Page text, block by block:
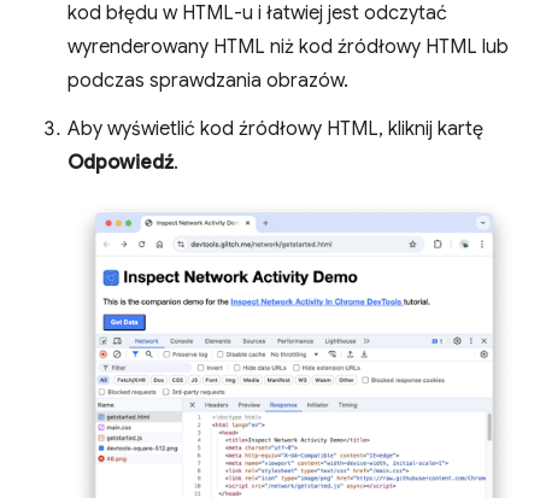
kod błędu w HTML-u i łatwiej jest odczytać
wyrenderowany HTML niż kod źródłowy HTML lub
podczas sprawdzania obrazów.
Aby wyświetlić kod źródłowy HTML, kliknij kartę
Odpowiedź.